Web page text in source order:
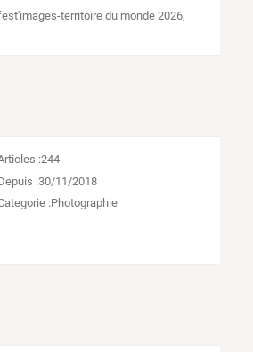
territoire du monde 2026,
:244
:30/11/2018
:Photographie